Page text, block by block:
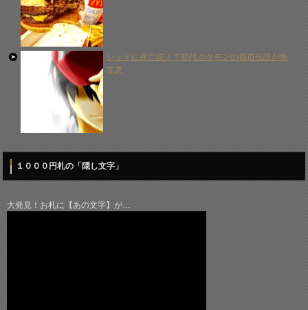
レッドに死亡説！？初代ポケモンの都市伝説が怖
すぎ
１０００円札の「隠し文字」
大発見！お札に【あの文字】が…